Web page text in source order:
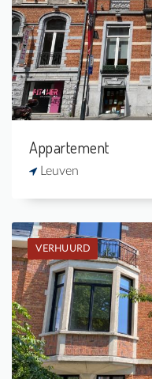
3
1
Appartement
Leuven
VERHUURD
-